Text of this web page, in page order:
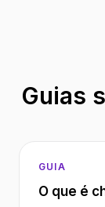
Guias
GUIA
O que é